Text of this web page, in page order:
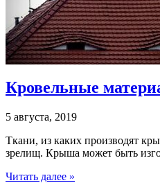
Кровельные
5 августа, 2019
Ткани, из каких производят
зрелищ. Крыша может быть
Читать далее »